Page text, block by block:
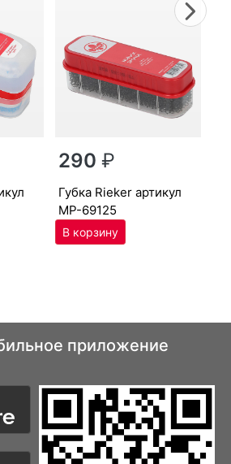
290₽
губ­ка Ri­eker артикул
MP-69125
приложение